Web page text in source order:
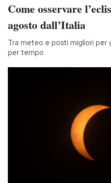
Come osservare
agosto dall’Italia
Tra meteo e posti migliori per
per tempo